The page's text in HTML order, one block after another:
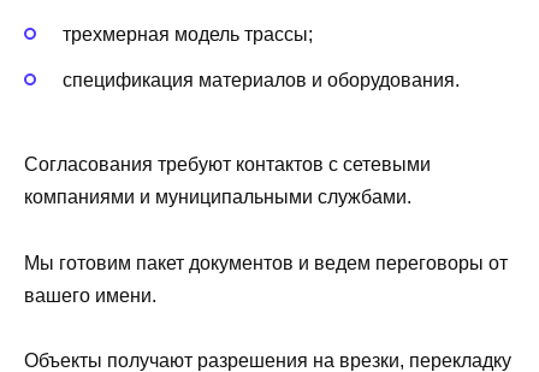
трехмерная модель трассы;
спецификация материалов и оборудования.
Согласования требуют контактов с сетевыми
компаниями и муниципальными службами.
Мы готовим пакет документов и ведем переговоры от
вашего имени.
Объекты получают разрешения на врезки, перекладку